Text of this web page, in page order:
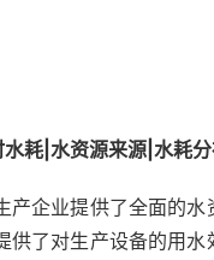
耗|水资源来源|水耗
产企业提供了全面的
供了对生产设备的用